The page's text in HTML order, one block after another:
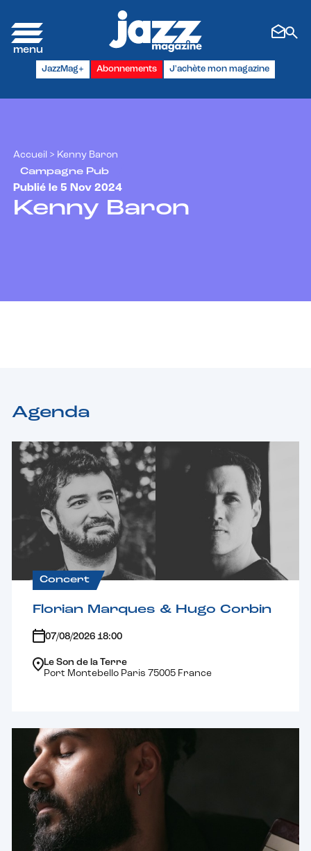
JazzMag+ Abonnements J'achète mon magazine
Accueil > Kenny Baron
Campagne Pub
Publié le 5 Nov 2024
Kenny Baron
Agenda
Concert
Florian Marques & Hugo Corbin
07/08/2026 18:00
Le Son de la Terre
Port Montebello Paris 75005 France